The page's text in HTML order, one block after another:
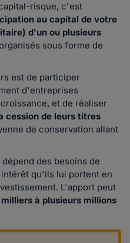
risque, c'est
au capital de votre
d'un ou plusieurs
sous forme de
est de participer
d'entreprises
et de réaliser
cession de leurs titres
de conservation allant
des besoins de
qu'ils lui portent en
L'apport peut
à plusieurs millions